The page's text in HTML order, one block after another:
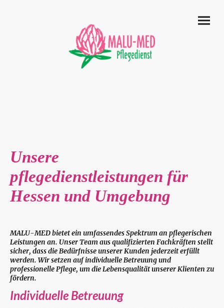
Unsere
pflegedienstleistungen für
Hessen und Umgebung
MALU-MED bietet ein umfassendes Spektrum an pflegerischen
Leistungen an. Unser Team aus qualifizierten Fachkräften stellt
sicher, dass die Bedürfnisse unserer Kunden jederzeit erfüllt
werden. Wir setzen auf individuelle Betreuung und
professionelle Pflege, um die Lebensqualität unserer Klienten zu
fördern.
Individuelle Betreuung